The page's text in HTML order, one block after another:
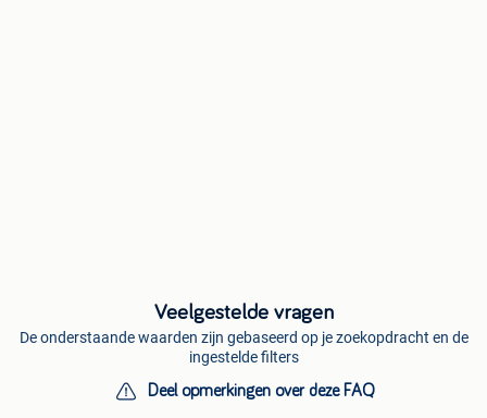
Veelgestelde vragen
De onderstaande waarden zijn gebaseerd op je zoekopdracht en de
ingestelde filters
Deel opmerkingen over deze FAQ